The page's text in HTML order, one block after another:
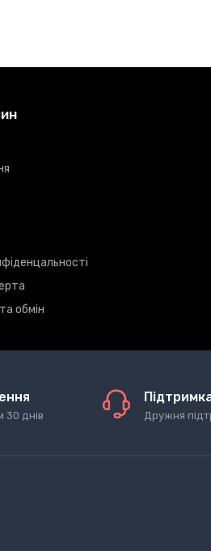
обмін
30 днів Дружня